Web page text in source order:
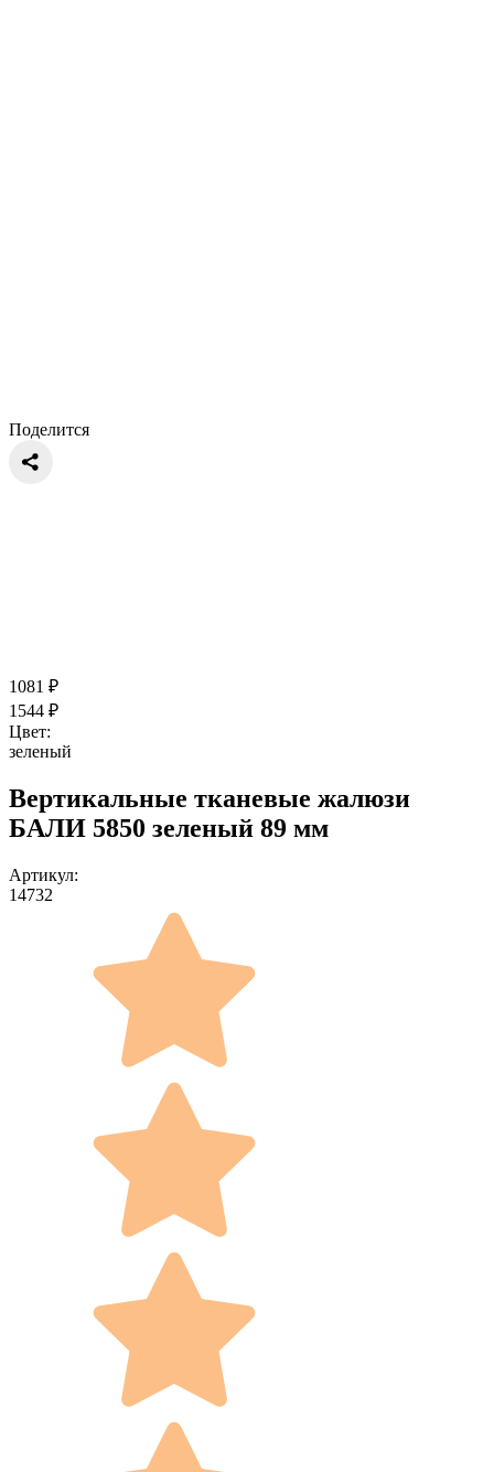
Поделится
1081 ₽
1544 ₽
Цвет:
зеленый
Вертикальные тканевые жалюзи
БАЛИ 5850 зеленый 89 мм
Артикул:
14732